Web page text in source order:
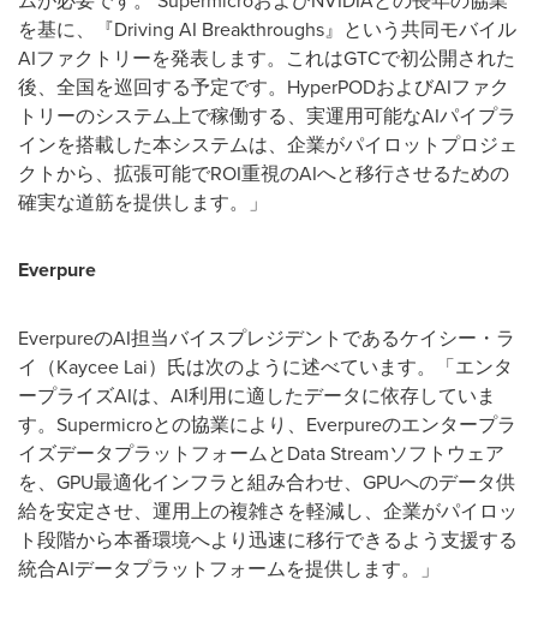
を基に、『Driving AI Breakthroughs』という共同モバイル
AIファクトリーを発表します。これはGTCで初公開された
後、全国を巡回する予定です。HyperPODおよびAIファク
トリーのシステム上で稼働する、実運用可能なAIパイプラ
インを搭載した本システムは、企業がパイロットプロジェ
クトから、拡張可能でROI重視のAIへと移行させるための
確実な道筋を提供します。」
Everpure
EverpureのAI担当バイスプレジデントであるケイシー・ラ
イ（Kaycee Lai）氏は次のように述べています。「エンタ
ープライズAIは、AI利用に適したデータに依存していま
す。Supermicroとの協業により、Everpureのエンタープラ
イズデータプラットフォームとData Streamソフトウェア
を、GPU最適化インフラと組み合わせ、GPUへのデータ供
給を安定させ、運用上の複雑さを軽減し、企業がパイロッ
ト段階から本番環境へより迅速に移行できるよう支援する
統合AIデータプラットフォームを提供します。」